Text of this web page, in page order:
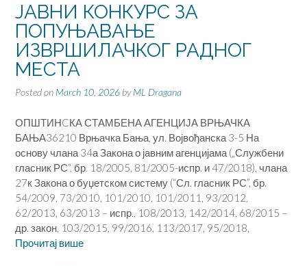
ЈАВНИ КОНКУРС ЗА
ПОПУЊАВАЊЕ
ИЗВРШИЛАЧКОГ РАДНОГ
МЕСТА
Posted on March 10, 2026 byML Dragana
ОПШТИНCКА СТАМБЕНА АГЕНЦИЈА ВРЊАЧКА
БАЊА36210 Врњачка Бања, ул. Војвођанска 3-5 На
основу члана 34а Закона о јавним агенцијама („Службени
гласник РС“, бр. 18/2005, 81/2005-испр. и 47/2018), члана
27к Закона о буџетском систему (“Сл. гласник РС”, бр.
54/2009, 73/2010, 101/2010, 101/2011, 93/2012,
62/2013, 63/2013 – испр., 108/2013, 142/2014, 68/2015 –
др. закон, 103/2015, 99/2016, 113/2017, 95/2018,
Прочитај више